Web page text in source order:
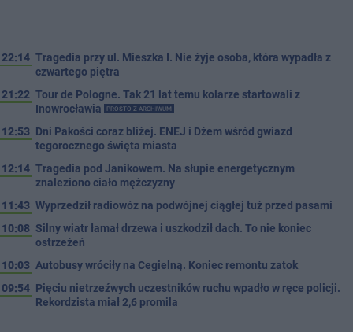
22:14 Tragedia przy ul. Mieszka I. Nie żyje osoba, która wypadła z
czwartego piętra
21:22 Tour de Pologne. Tak 21 lat temu kolarze startowali z
Inowrocławia
PROSTO Z ARCHIWUM
12:53 Dni Pakości coraz bliżej. ENEJ i Dżem wśród gwiazd
tegorocznego święta miasta
12:14 Tragedia pod Janikowem. Na słupie energetycznym
znaleziono ciało mężczyzny
11:43 Wyprzedził radiowóz na podwójnej ciągłej tuż przed pasami
10:08 Silny wiatr łamał drzewa i uszkodził dach. To nie koniec
ostrzeżeń
10:03 Autobusy wróciły na Cegielną. Koniec remontu zatok
09:54 Pięciu nietrzeźwych uczestników ruchu wpadło w ręce policji.
Rekordzista miał 2,6 promila